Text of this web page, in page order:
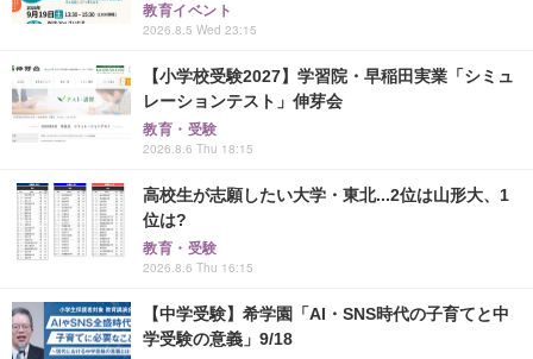
教育イベント
2026.8.5 Wed 23:15
【小学校受験2027】学習院・早稲田実業「シミュ
レーションテスト」伸芽会
教育・受験
2026.8.6 Thu 18:15
高校生が志願したい大学・東北...2位は山形大、1
位は?
教育・受験
2026.8.6 Thu 16:15
【中学受験】希学園「AI・SNS時代の子育てと中
学受験の意義」9/18